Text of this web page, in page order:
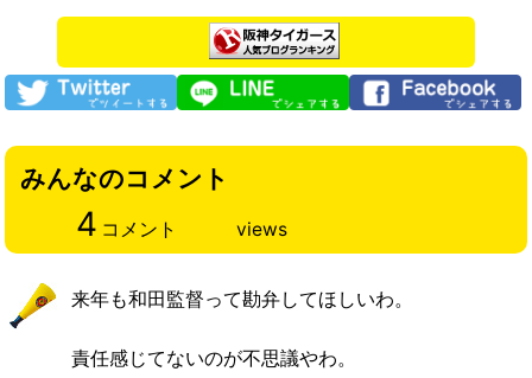
みんなのコメント
4 コメント views
来年も和田監督って勘弁してほしいわ。
責任感じてないのが不思議やわ。